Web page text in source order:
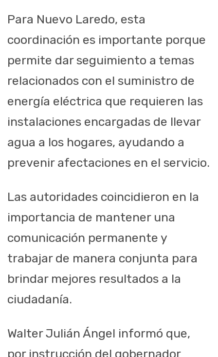
Para Nuevo Laredo, esta
coordinación es importante porque
permite dar seguimiento a temas
relacionados con el suministro de
energía eléctrica que requieren las
instalaciones encargadas de llevar
agua a los hogares, ayudando a
prevenir afectaciones en el servicio.
Las autoridades coincidieron en la
importancia de mantener una
comunicación permanente y
trabajar de manera conjunta para
brindar mejores resultados a la
ciudadanía.
Walter Julián Ángel informó que,
por instrucción del gobernador